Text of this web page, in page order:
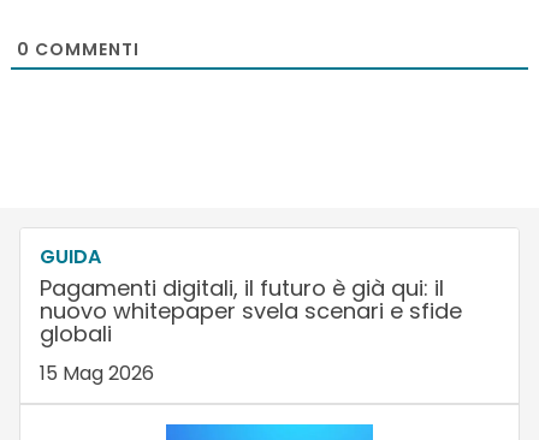
0 COMMENTI
GUIDA
Pagamenti digitali, il futuro è già qui: il
nuovo whitepaper svela scenari e sfide
globali
15 Mag 2026